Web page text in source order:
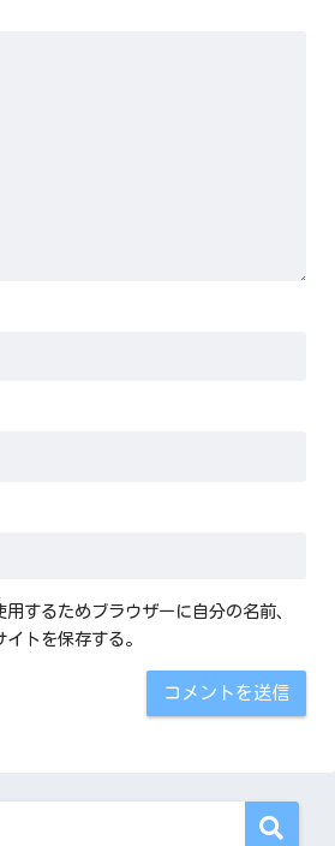
するためブラウザーに自分の名前、
トを保存する。